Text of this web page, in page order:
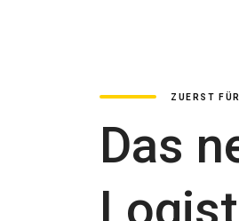
ZUERST
Das